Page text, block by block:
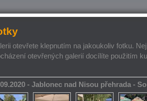
otevřete klepnutím na jakoukoliv fotku.
otevřených galerií docílíte použitím
- Jablonec nad Nisou přehrada -